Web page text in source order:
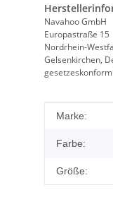
Navahoo GmbH
Europastraße 15
Nordrhein-
Gelsenkirchen,
Wert
Marke:
Farbe:
Größe: